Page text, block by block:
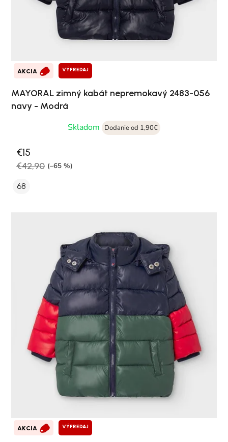
AKCIA VÝPREDAJ
MAYORAL zimný kabát nepremokavý 2483-056
navy - Modrá
Skladom
Dodanie od 1,90€
€15
€42,90 (–65 %)
68
AKCIA VÝPREDAJ